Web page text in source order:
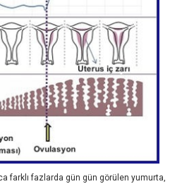
farklı fazlarda gün gün görülen yumurta,